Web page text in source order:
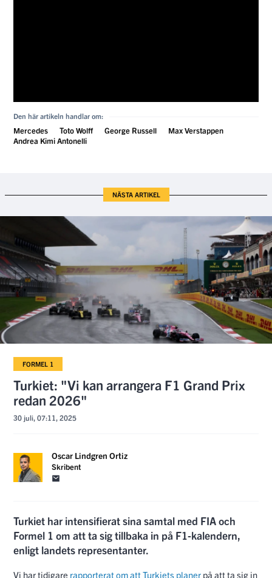
Den här artikeln handlar om:
Mercedes Toto Wolff George Russell
Max Verstappen
Andrea Kimi Antonelli
NÄSTA ARTIKEL
FORMEL 1
Turkiet: "Vi kan arrangera F1 Grand Prix
redan 2026"
30 juli, 07:11, 2025
Oscar Lindgren Ortiz
Skribent
Turkiet har intensifierat sina samtal med FIA och
Formel 1 om att ta sig tillbaka in på F1-kalendern,
enligt landets representanter.
Vi har tidigare rapporterat om att Turkiets planer på att ta sig in